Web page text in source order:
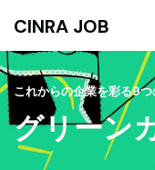
CINRA JOB
これからの企業を彩る9
グリーン